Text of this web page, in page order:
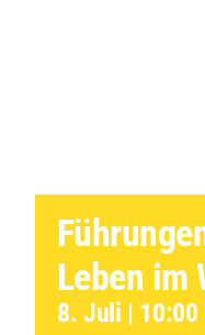
Leben im
8. Juli | 10:00